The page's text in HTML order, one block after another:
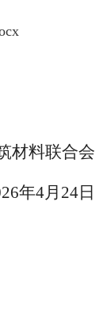
材料联合会
年4月24日